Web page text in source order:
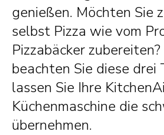
genießen. Möchten Sie
selbst Pizza wie vom
Pizzabäcker
beachten Sie diese drei
lassen Sie Ihre
Küchenmaschine die
übernehmen.